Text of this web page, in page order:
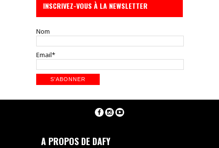
INSCRIVEZ-VOUS À LA NEWSLETTER
Nom
Email*
A PROPOS DE DAFY